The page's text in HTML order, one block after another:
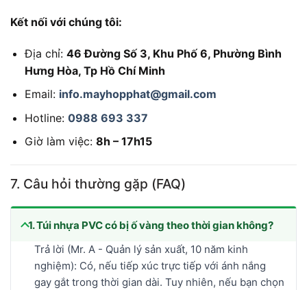
Kết nối với chúng tôi:
Địa chỉ: 46 Đường Số 3, Khu Phố 6, Phường Bình
Hưng Hòa, Tp Hồ Chí Minh
Email: info.mayhopphat@gmail.com
Hotline: 0988 693 337
Giờ làm việc: 8h – 17h15
7. Câu hỏi thường gặp (FAQ)
1. Túi nhựa PVC có bị ố vàng theo thời gian không?
Trả lời (Mr. A - Quản lý sản xuất, 10 năm kinh
nghiệm): Có, nếu tiếp xúc trực tiếp với ánh nắng
gay gắt trong thời gian dài. Tuy nhiên, nếu bạn chọn